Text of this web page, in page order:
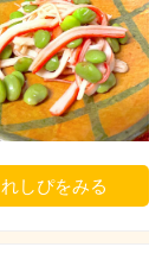
れしぴをみる